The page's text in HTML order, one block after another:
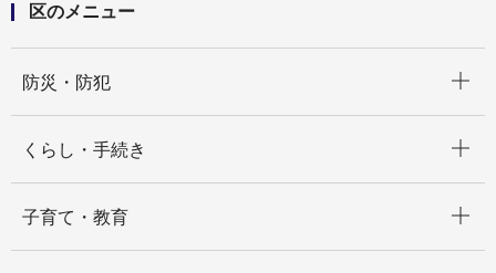
区のメニュー
防災・防犯
くらし・手続き
子育て・教育